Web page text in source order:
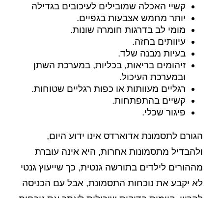
קשיי האכלה שמובילים לעיכובים בגדילה
יותר מחמש אצבעות בגפיים.
מומי לב בדרגות חומרה שונות.
עיוותים בחזה.
בעיות מבנה שלד.
זיהומים בריאות, בכליות, במערכת השתן
ובמערכת העיכול.
רגליים מעוותות או כפות רגליים שטוחות.
קשיים בהתפתחות.
פיגור שכלי.
הגורם לתסמונת אדוארדס אינו ידוע היום,
ולהבדיל מתסמונות אחרות, היא אינה עוברת
מההורים לילדים בתורשה גנטית, כך שייעוץ גנטי
לא יקבע את נוכחות התסמונת, אבל עם הכניסה